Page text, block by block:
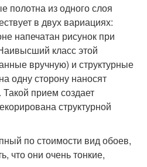
полотна из одного слоя
в двух вариациях:
напечатан рисунок при
класс этой
вручную) и структурные
одну сторону наносят
прием создает
структурной
по стоимости вид обоев,
что они очень тонкие,